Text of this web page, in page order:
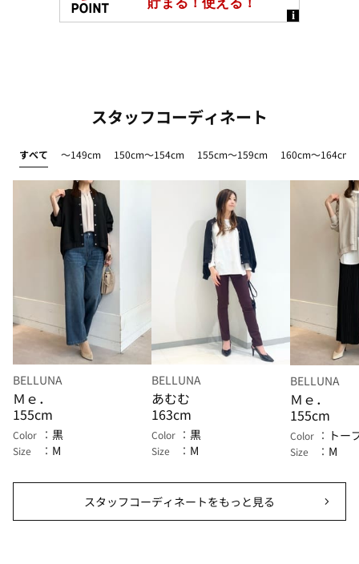
スタッフコーディネート
すべて ～149cm 150cm～154cm 155cm～159cm 160cm～164cm
BELLUNA
Ｍｅ．
155cm
Color 黒
Size M
BELLUNA
あむむ
163cm
Color 黒
Size M
BELLUNA
Ｍｅ．
155cm
Color トー
Size M
スタッフコーディネートをもっと見る